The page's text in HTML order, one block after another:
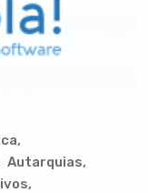
Autarquias